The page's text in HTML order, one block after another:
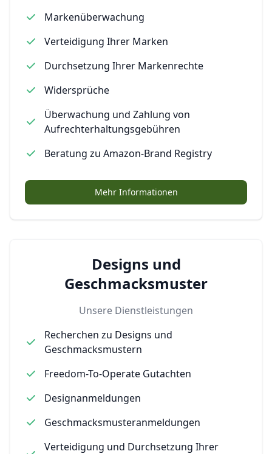
Markenüberwachung
Verteidigung Ihrer Marken
Durchsetzung Ihrer Markenrechte
Widersprüche
Überwachung und Zahlung von
Aufrechterhaltungsgebühren
Beratung zu Amazon-Brand Registry
Mehr Informationen
Designs und
Geschmacksmuster
Unsere Dienstleistungen
Recherchen zu Designs und
Geschmacksmustern
Freedom-To-Operate Gutachten
Designanmeldungen
Geschmacksmusteranmeldungen
Verteidigung und Durchsetzung Ihrer